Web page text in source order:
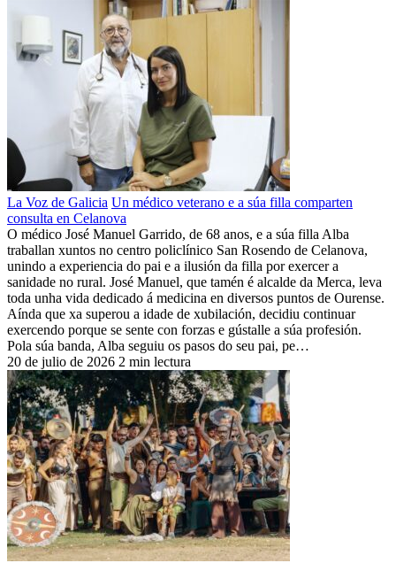
La Voz de Galicia Un médico veterano e a súa filla comparten
consulta en Celanova
O médico José Manuel Garrido, de 68 anos, e a súa filla Alba
traballan xuntos no centro policlínico San Rosendo de Celanova,
unindo a experiencia do pai e a ilusión da filla por exercer a
sanidade no rural. José Manuel, que tamén é alcalde da Merca, leva
toda unha vida dedicado á medicina en diversos puntos de Ourense.
Aínda que xa superou a idade de xubilación, decidiu continuar
exercendo porque se sente con forzas e gústalle a súa profesión.
Pola súa banda, Alba seguiu os pasos do seu pai, pe…
20 de julio de 2026 2 min lectura